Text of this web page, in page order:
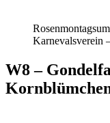
Karnevalsverein
W8 –